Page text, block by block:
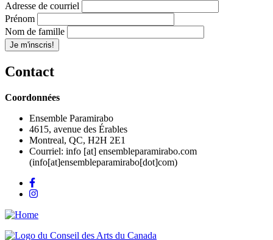
Adresse de courriel
Prénom
Nom de famille
Contact
Coordonnées
Ensemble Paramirabo
4615, avenue des Érables
Montreal, QC, H2H 2E1
Courriel: info [at] ensembleparamirabo.com
(info[at]ensembleparamirabo[dot]com)